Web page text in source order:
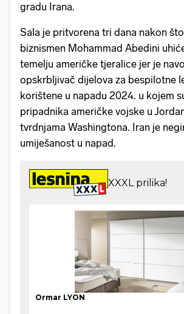
gradu Irana.
Sala je pritvorena tri dana nakon
biznismen Mohammad Abedini
temelju američke tjeralice jer je
opskrbljivač dijelova za bespilotne
korištene u napadu 2024. u kojem
pripadnika američke vojske u
tvrdnjama Washingtona. Iran je
umiješanost u napad.